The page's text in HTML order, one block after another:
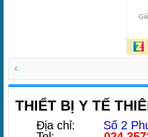
THIẾT BỊ Y TẾ
Địa chỉ: Số 2